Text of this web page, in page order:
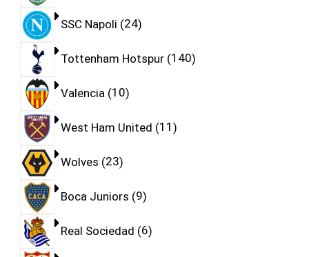
SSC Napoli 24
Tottenham Hotspur 140
Valencia 10
West Ham United 11
Wolves 23
Boca Juniors 9
Real Sociedad 6